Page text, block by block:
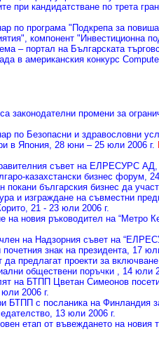
при кандидатстване по трета
по програма "Подкрепа за
компонент "Инвестиционна
– портал на Българската
в американския конкурс
законодателни промени за
по Безопасни и здравословни
в Япония, 28 юни – 25 юли 2006 г.
съвет на ЕЛРЕСУРС АД
казахстански бизнес форум,
покани българския бизнес да
и изграждане на съвместни
, 21 - 23 юли 2006 г.
на новия ръководител на “Метро
на Надзорния съвет на
знак на президента, 17
предлагат проекти за
обществени поръчки , 14 юли
на БТПП Цветан Симеонов
2006 г.
БТПП с посланика на Финландия
, 13 юли 2006 г.
етап от въвеждането на новия